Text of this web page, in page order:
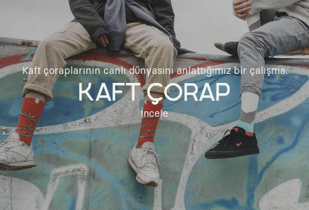
Kaft çoraplarının canlı dünyasını anlattığımız bir çalışma.
KAFT ÇORAP
İncele